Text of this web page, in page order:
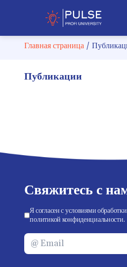
Главная страница /
Публикации
Свяжитесь с
Я согласен с условиями
политикой конфиденциальности.